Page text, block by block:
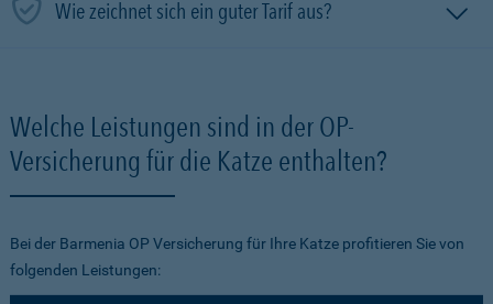
Wie zeichnet sich ein guter Tarif aus?
Welche Leistungen sind in der OP-
Versicherung für die Katze enthalten?
Bei der Barmenia OP Versicherung für Ihre Katze profitieren Sie von
folgenden Leistungen: